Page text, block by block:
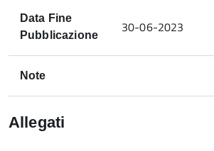
Data Fine
Pubblicazione
30-06-2023
Note
Allegati